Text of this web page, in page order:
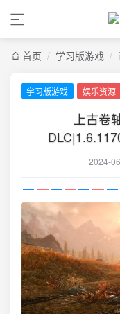
首页 / 学习版游戏 /
学习版游戏 娱乐资源
上古卷
2024-